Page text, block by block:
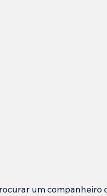
um companheiro